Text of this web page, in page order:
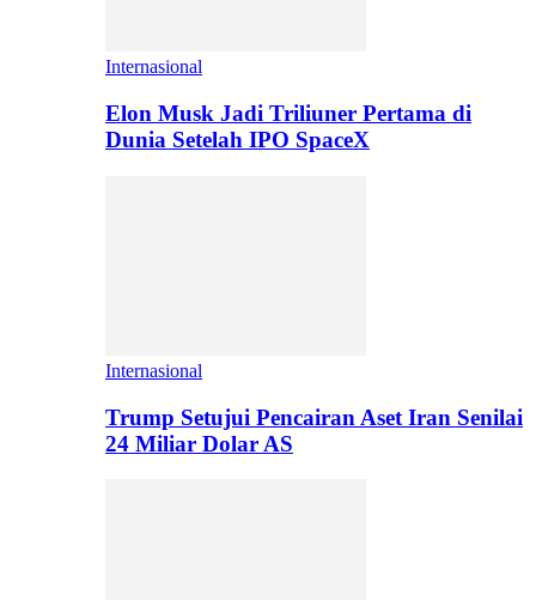
Internasional
Elon Musk Jadi Triliuner Pertama di
Dunia Setelah IPO SpaceX
Internasional
Trump Setujui Pencairan Aset Iran Senilai
24 Miliar Dolar AS